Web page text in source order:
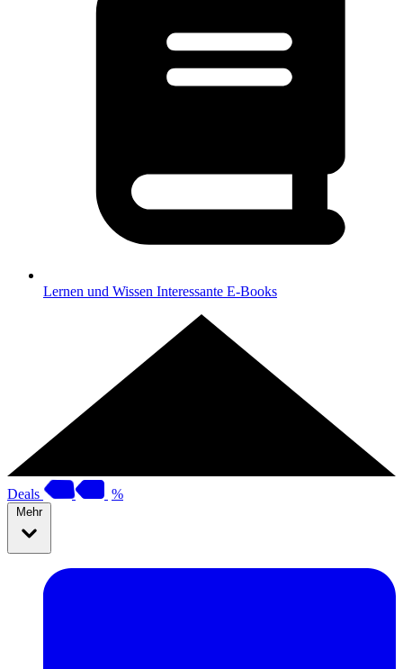
Lernen und Wissen Interessante E-Books
Deals %
Mehr